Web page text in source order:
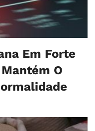
Em Forte
O